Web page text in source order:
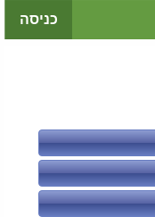
כניסה